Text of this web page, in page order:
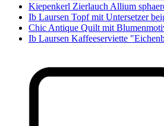
Kiepenkerl Zierlauch Allium
Ib Laursen Topf mit Untersetzer
Chic Antique Quilt mit
Ib Laursen Kaffeeserviette